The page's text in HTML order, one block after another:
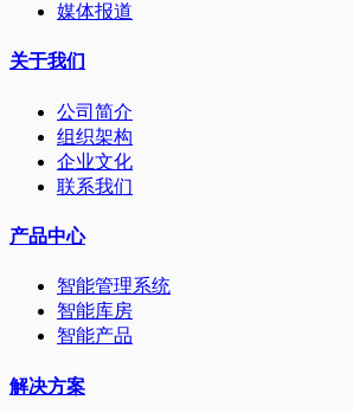
媒体报道
关于我们
公司简介
组织架构
企业文化
联系我们
产品中心
智能管理系统
智能库房
智能产品
解决方案